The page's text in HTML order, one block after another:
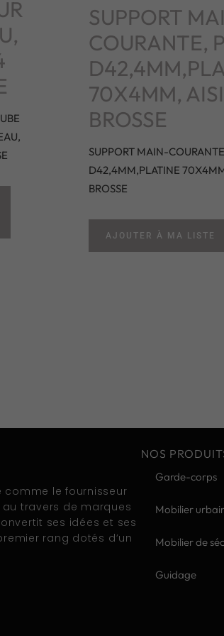
SUPPORT
COURANTE,
70X4MM,
BROSSE
SUPPORT MAIN-
D42,4MM,PLATINE
BROSSE
AJOUTER À MA LISTE
comme le fournisseur
travers de marques
ses idées et ses
rang dotés d’un
NOS
Garde-corps
Mobilier
Mobilier de
Guidage